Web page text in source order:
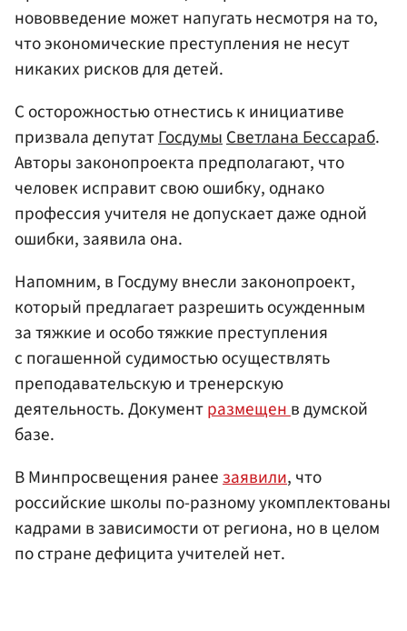
нововведение может напугать несмотря на то,
что экономические преступления не несут
никаких рисков для детей.
С осторожностью отнестись к инициативе
призвала депутатГосдумыСветлана Бессараб.
Авторы законопроекта предполагают, что
человек исправит свою ошибку, однако
профессия учителя не допускает даже одной
ошибки, заявила она.
Напомним, в Госдуму внесли законопроект,
который предлагает разрешить осужденным
за тяжкие и особо тяжкие преступления
с погашенной судимостью осуществлять
преподавательскую и тренерскую
деятельность. Документразмещенв думской
базе.
В Минпросвещения ранеезаявили, что
российские школы по-разному укомплектованы
кадрами в зависимости от региона, но в целом
по стране дефицита учителей нет.